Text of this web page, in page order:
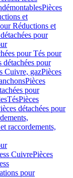
Pièces
et
Réductions et
pour
pour Tés pour
détachées pour
Cuivre, gazPièces
Pièces
pour
TésPièces
détachées pour
raccordements,
CuivrePièces
pour